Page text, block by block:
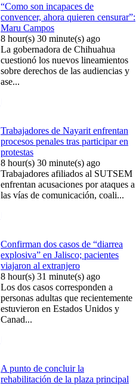
“Como son incapaces de
convencer, ahora quieren censurar”:
Maru Campos
8 hour(s) 30 minute(s) ago
La gobernadora de Chihuahua
cuestionó los nuevos lineamientos
sobre derechos de las audiencias y
ase...
Trabajadores de Nayarit enfrentan
procesos penales tras participar en
protestas
8 hour(s) 30 minute(s) ago
Trabajadores afiliados al SUTSEM
enfrentan acusaciones por ataques a
las vías de comunicación, coali...
Confirman dos casos de “diarrea
explosiva” en Jalisco; pacientes
viajaron al extranjero
8 hour(s) 31 minute(s) ago
Los dos casos corresponden a
personas adultas que recientemente
estuvieron en Estados Unidos y
Canad...
A punto de concluir la
rehabilitación de la plaza principal